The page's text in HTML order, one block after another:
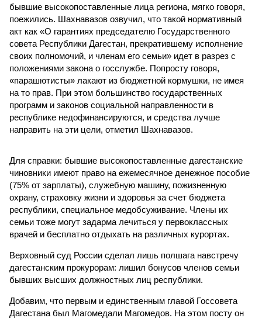
бывшие высокопоставленные лица региона, мягко говоря,
поежились. Шахнавазов озвучил, что такой нормативный
акт как «О гарантиях председателю Государственного
совета Республики Дагестан, прекратившему исполнение
своих полномочий, и членам его семьи» идет в разрез с
положениями закона о госслужбе. Попросту говоря,
«парашютисты» лакают из бюджетной кормушки, не имея
на то прав. При этом большинство государственных
программ и законов социальной направленности в
республике недофинансируются, и средства лучше
направить на эти цели, отметил Шахнавазов.
Для справки: бывшие высокопоставленные дагестанские
чиновники имеют право на ежемесячное денежное пособие
(75% от зарплаты), служебную машину, пожизненную
охрану, страховку жизни и здоровья за счет бюджета
республики, специальное медобсуживание. Члены их
семьи тоже могут задарма лечиться у первоклассных
врачей и бесплатно отдыхать на различных курортах.
Верховный суд России сделал лишь полшага навстречу
дагестанским прокурорам: лишил бонусов членов семьи
бывших высших должностных лиц республики.
Добавим, что первым и единственным главой Госсовета
Дагестана был Магомедали Магомедов. На этом посту он